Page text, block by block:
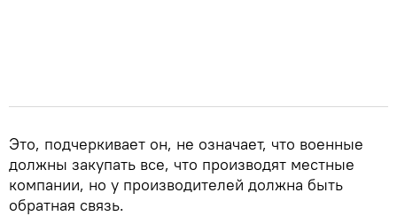
Это, подчеркивает он, не означает, что военные
должны закупать все, что производят местные
компании, но у производителей должна быть
обратная связь.